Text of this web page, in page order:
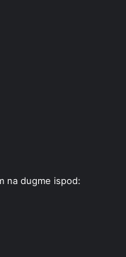
na dugme ispod: